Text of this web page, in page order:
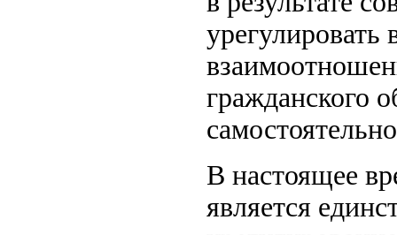
урегулировать
гражданского
В настоящее
является